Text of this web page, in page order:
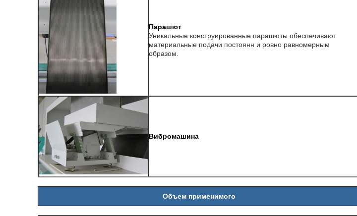
Парашют
Уникальные конструированные парашюты обеспечивают
материальные подачи постоянн и ровно равномерным
образом.
Вибромашина
Объем применимого